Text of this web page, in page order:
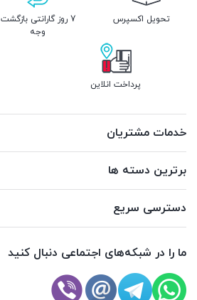
تحویل اکسپرس
7 روز گارانتی بازگشت
وجه
پرداخت انلاین
خدمات مشتریان
برترین دسته ها
دسترسی سریع
ما را در شبکه‌های اجتماعی دنبال کنید